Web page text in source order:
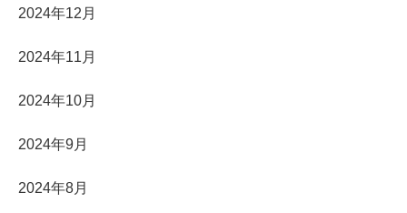
2024年12月
2024年11月
2024年10月
2024年9月
2024年8月